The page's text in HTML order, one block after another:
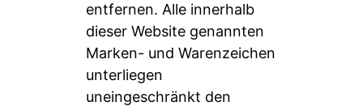
entfernen. Alle innerhalb
dieser Website genannten
Marken- und Warenzeichen
unterliegen
uneingeschränkt den